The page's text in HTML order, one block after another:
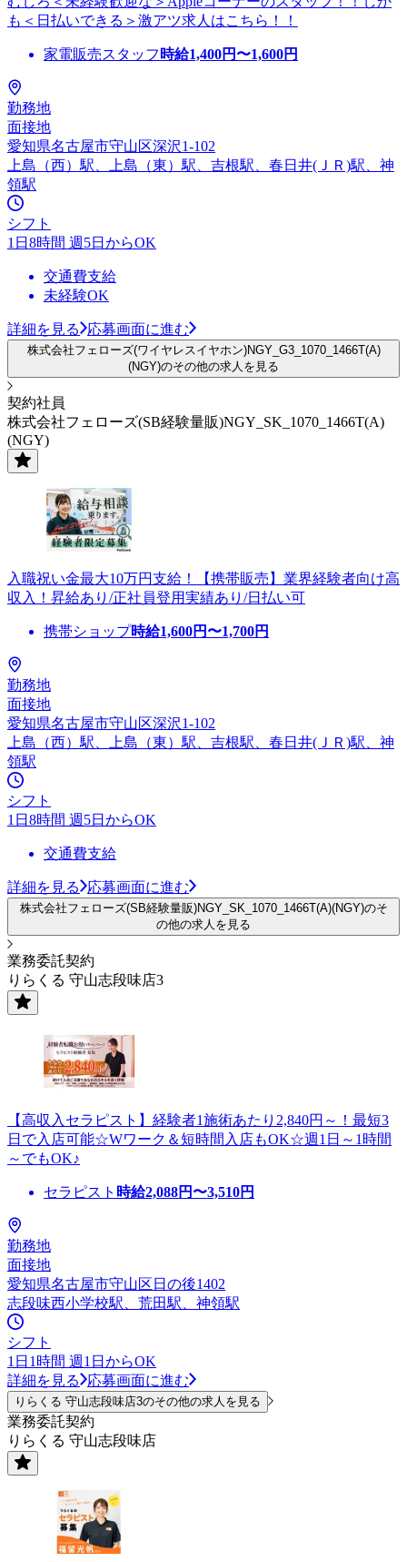
も＜日払いできる＞激アツ求人はこちら！！
家電販売スタッフ 時給1,400円〜1,600円
勤務地
面接地
愛知県名古屋市守山区深沢1-102
上島（西）駅、上島（東）駅、吉根駅、春日井(ＪＲ)駅、神
領駅
シフト
1日8時間 週5日からOK
交通費支給
未経験OK
詳細を見る 応募画面に進む
株式会社フェローズ(ワイヤレスイヤホン)NGY_G3_1070_1466T(A)
(NGY)のその他の求人を見る
契約社員
株式会社フェローズ(SB経験量販)NGY_SK_1070_1466T(A)
(NGY)
入職祝い金最大10万円支給！【携帯販売】業界経験者向け高
収入！昇給あり/正社員登用実績あり/日払い可
携帯ショップ時給1,600円〜1,700円
勤務地
面接地
愛知県名古屋市守山区深沢1-102
上島（西）駅、上島（東）駅、吉根駅、春日井(ＪＲ)駅、神
領駅
シフト
1日8時間 週5日からOK
交通費支給
詳細を見る 応募画面に進む
株式会社フェローズ(SB経験量販)NGY_SK_1070_1466T(A)(NGY)のそ
の他の求人を見る
業務委託契約
りらくる 守山志段味店3
【高収入セラピスト】経験者1施術あたり2,840円～！最短3
日で入店可能☆Wワーク＆短時間入店もOK☆週1日～1時間
～でもOK♪
セラピスト 時給2,088円〜3,510円
勤務地
面接地
愛知県名古屋市守山区日の後1402
志段味西小学校駅、荒田駅、神領駅
シフト
1日1時間 週1日からOK
詳細を見る
応募画面に進む
りらくる 守山志段味店3のその他の求人を見る
業務委託契約
りらくる 守山志段味店